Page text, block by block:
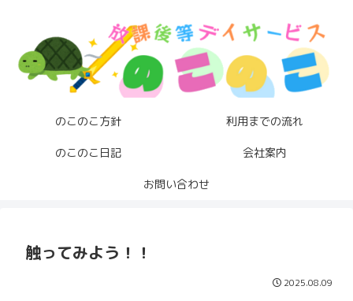
のこのこ方針 利用までの流れ
のこのこ日記 会社案内
お問い合わせ
触ってみよう！！
2025.08.09